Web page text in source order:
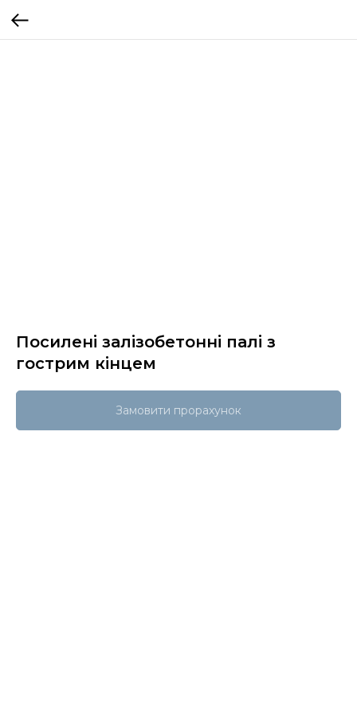
Посилені залізобетонні палі з
гострим кінцем
Замовити прорахунок